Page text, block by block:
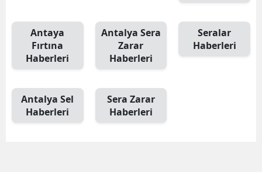
Antaya
Fırtına
Haberleri
Antalya Sera
Zarar
Haberleri
Seralar
Haberleri
Antalya Sel
Haberleri
Sera Zarar
Haberleri